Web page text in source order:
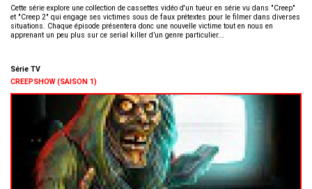
Cette série explore une collection de cassettes vidéo d'un tueur en série vu dans "Creep"
et "Creep 2" qui engage ses victimes sous de faux prétextes pour le filmer dans diverses
situations. Chaque épisode présentera donc une nouvelle victime tout en nous en
apprenant un peu plus sur ce serial killer d’un genre particulier...
Série TV
CREEPSHOW (SAISON 1)